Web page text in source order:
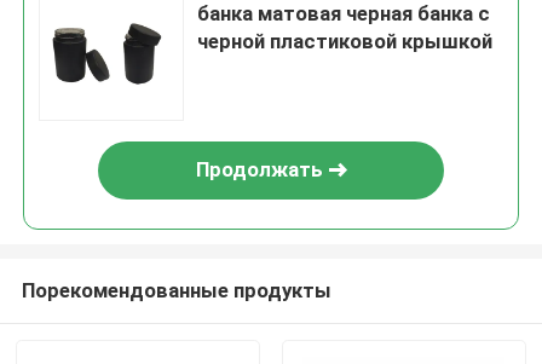
банка матовая черная банка с
черной пластиковой крышкой
Продолжать
Порекомендованные продукты